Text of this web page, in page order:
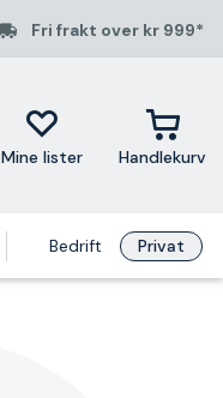
Fri frakt over kr 999*
Mine lister Handlekurv
Bedrift Privat